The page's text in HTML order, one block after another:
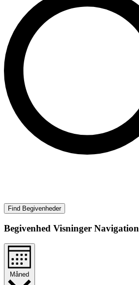
Find Begivenheder
Begivenhed Visninger Navigation
Måned